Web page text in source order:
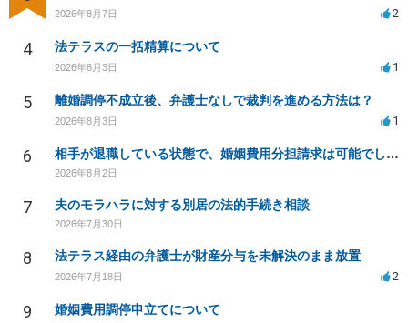
2026年8月7日 2
4 法テラスの一括精算について
2026年8月3日 1
5 離婚調停不成立後、弁護士なしで裁判を進める方法は？
2026年8月3日 1
6 相手が退職している状態で、婚姻費用分担請求は可能でしょうか？
2026年8月2日
7 夫のモラハラに対する別居の法的手続き相談
2026年7月30日
8 法テラス経由の弁護士が財産分与を未解決のまま放置
2026年7月18日 2
9 婚姻費用調停申立てについて